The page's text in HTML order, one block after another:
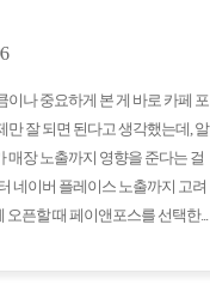
나 중요하게 본 게 바로 카페 포
잘 되면 된다고 생각했는데, 알
매장 노출까지 영향을 준다는 걸
네이버 플레이스 노출까지 고려
오픈할 때 페이앤포스를 선택한...